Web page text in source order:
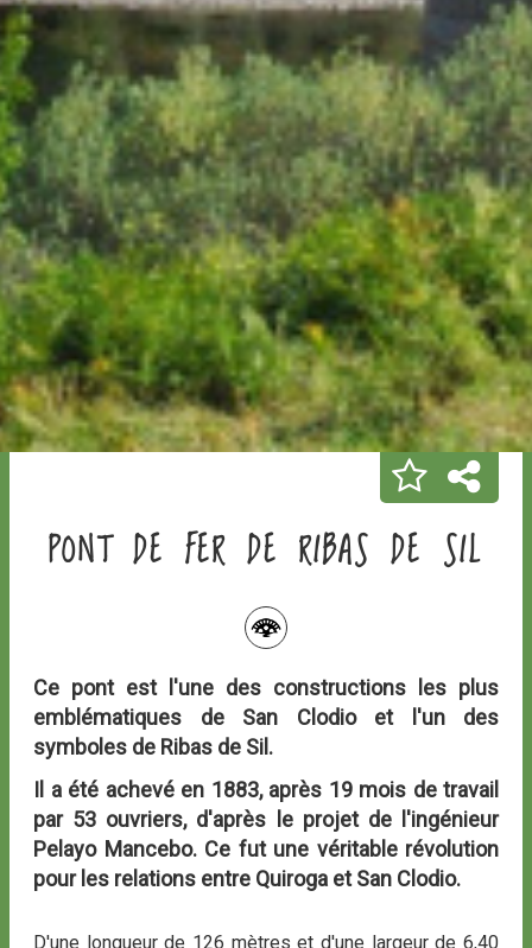
PONT DE FER DE RIBAS DE SIL
Ce pont est l'une des constructions les plus
emblématiques de San Clodio et l'un des
symboles de Ribas de Sil.
Il a été achevé en 1883, après 19 mois de travail
par 53 ouvriers, d'après le projet de l'ingénieur
Pelayo Mancebo. Ce fut une véritable révolution
pour les relations entre Quiroga et San Clodio.
D'une longueur de 126 mètres et d'une largeur de 6,40